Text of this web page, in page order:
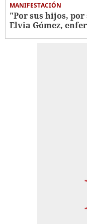
MANIFESTACIÓN
"Por sus hijos,
Elvia Gómez,